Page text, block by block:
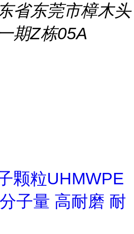
省东莞市樟木头
期Z栋05A
颗粒UHMWPE
子量 高耐磨 耐